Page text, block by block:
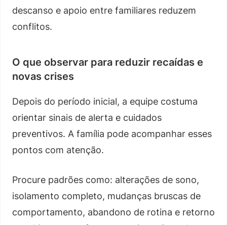
descanso e apoio entre familiares reduzem
conflitos.
O que observar para reduzir recaídas e
novas crises
Depois do período inicial, a equipe costuma
orientar sinais de alerta e cuidados
preventivos. A família pode acompanhar esses
pontos com atenção.
Procure padrões como: alterações de sono,
isolamento completo, mudanças bruscas de
comportamento, abandono de rotina e retorno